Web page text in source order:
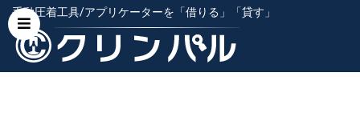
手動圧着工具/アプリケーターを「借りる」「貸す」